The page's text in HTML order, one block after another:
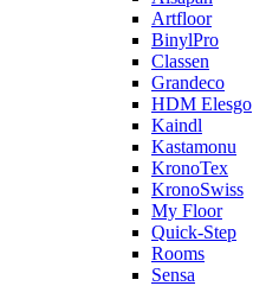
Artfloor
BinylPro
Classen
Grandeco
HDM Elesgo
Kaindl
Kastamonu
KronoTex
KronoSwiss
My Floor
Quick-Step
Rooms
Sensa